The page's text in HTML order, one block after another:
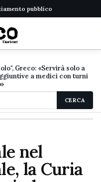
pubblico
Greco: «Servirà solo a
a medici con turni
CERCA
nel
la Curia